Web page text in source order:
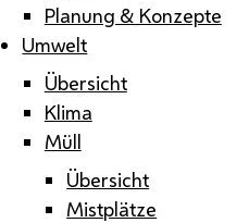
Planung & Konzepte
Umwelt
Übersicht
Klima
Müll
Übersicht
Mistplätze